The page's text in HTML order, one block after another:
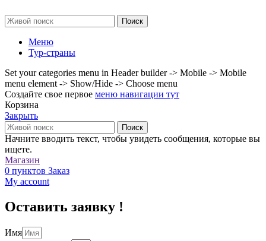
Поиск
Меню
Тур-страны
Set your categories menu in Header builder -> Mobile -> Mobile
menu element -> Show/Hide -> Choose menu
Создайте свое первое меню навигации тут
Корзина
Закрыть
Поиск
Начните вводить текст, чтобы увидеть сообщения, которые вы
ищете.
Магазин
0 пунктов Заказ
My account
Оставить заявку !
Имя